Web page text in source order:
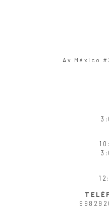
Av México